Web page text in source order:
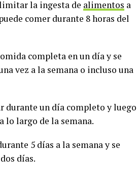
la ingesta de alimentos a
comer durante 8 horas del
completa en un día y se
vez a la semana o incluso una
durante un día completo y luego
lo largo de la semana.
5 días a la semana y se
días.